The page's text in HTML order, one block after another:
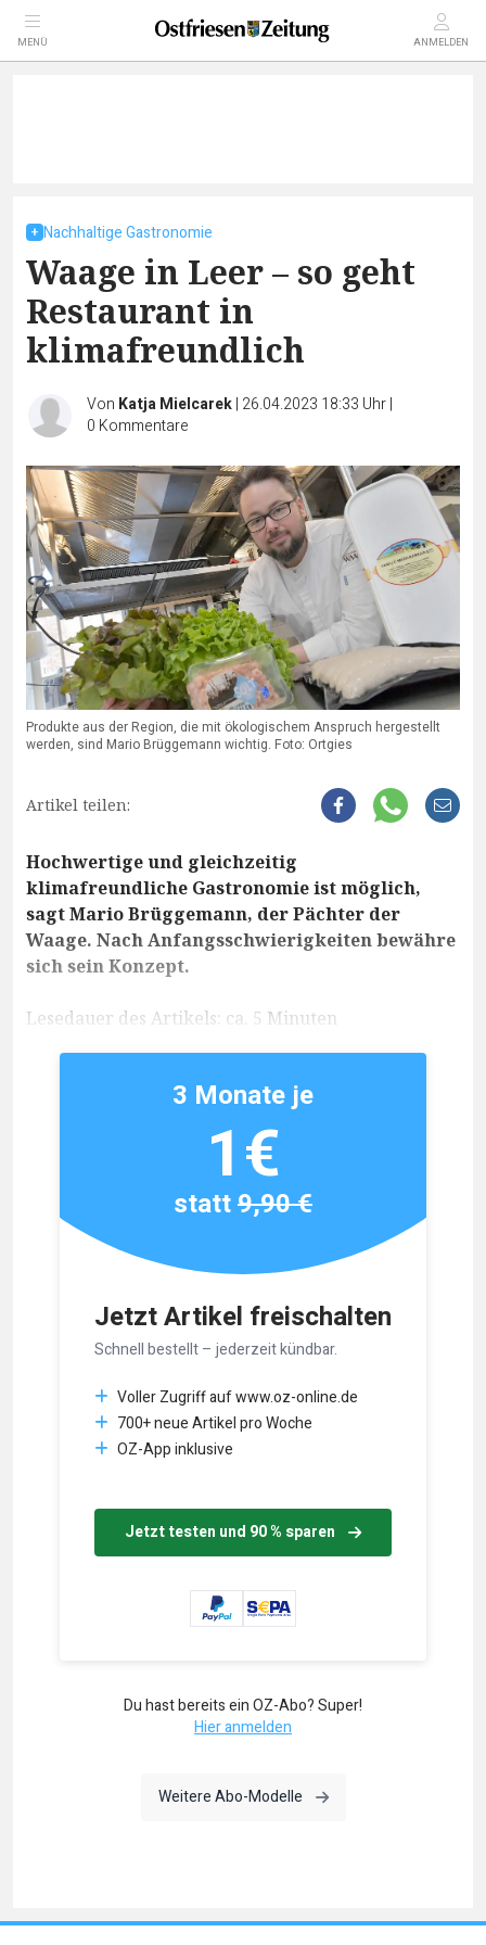
MENÜ ANMELDEN
Nachhaltige Gastronomie
Waage in Leer – so geht
Restaurant in
klimafreundlich
Von Katja Mielcarek| 26.04.2023 18:33 Uhr|
0 Kommentare
Produkte aus der Region, die mit ökologischem Anspruch hergestellt
werden, sind Mario Brüggemann wichtig. Foto: Ortgies
Artikel teilen:
Hochwertige und gleichzeitig
klimafreundliche Gastronomie ist möglich,
sagt Mario Brüggemann, der Pächter der
Waage. Nach Anfangsschwierigkeiten bewähre
sich sein Konzept.
Lesedauer des Artikels: ca. 5 Minuten
Jetzt Artikel freischalten
Schnell bestellt – jederzeit kündbar.
Voller Zugriff auf www.oz-online.de
700+ neue Artikel pro Woche
OZ-App inklusive
Jetzt testen und 90 % sparen
3 Monate je
1€
statt9,90 €
Du hast bereits ein OZ-Abo? Super!
Hier anmelden
Weitere Abo-Modelle